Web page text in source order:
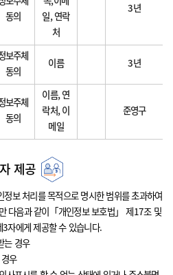
동의
일, 연락
처
3년
보주체
동의
이름 3년
보주체
동의
이름, 연
락처, 이
메일
준영구
제공
정보 처리를 목적으로 명시한 범위를 초과하여
다음과 같이「개인정보 보호법」 제17조 및
자에게 제공할 수 있습니다.
는 경우
우